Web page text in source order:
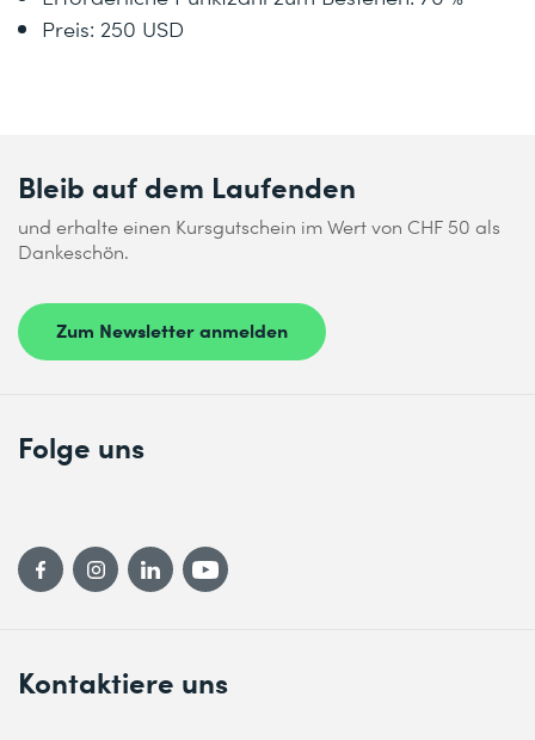
Preis: 250 USD
Bleib auf dem Laufenden
und erhalte einen Kursgutschein im Wert von CHF 50 als
Dankeschön.
Zum Newsletter anmelden
Kontaktiere uns
Folge uns